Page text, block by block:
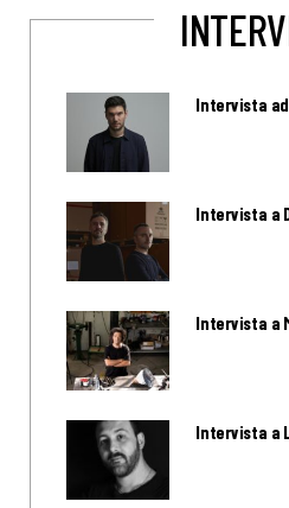
Intervista
Intervista a
Intervista a
Intervista a